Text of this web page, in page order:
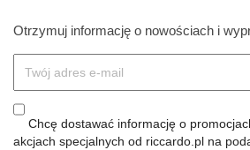
Otrzymuj informację o nowościach i
Chcę dostawać informację o
akcjach specjalnych od riccardo.pl na